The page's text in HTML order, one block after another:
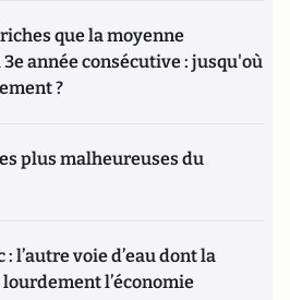
que la moyenne
année consécutive : jusqu'où
?
plus malheureuses du
: l’autre voie d’eau dont la
l’économie